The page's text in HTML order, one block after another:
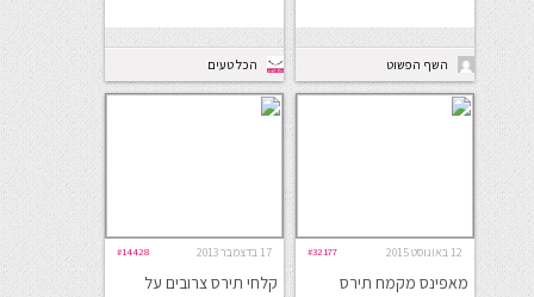
השף הפשוט הכל טעים
12 באוגוסט 2015 #32177
מאפינס מקמח תירס
17 בדצמבר 2013 #14428
קלחי תירס צרובים על